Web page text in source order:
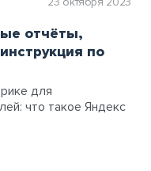
отчёты,
по
для
что такое Яндекс